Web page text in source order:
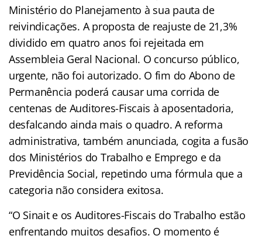
Ministério do Planejamento à sua pauta de
reivindicações. A proposta de reajuste de 21,3%
dividido em quatro anos foi rejeitada em
Assembleia Geral Nacional. O concurso público,
urgente, não foi autorizado. O fim do Abono de
Permanência poderá causar uma corrida de
centenas de Auditores-Fiscais à aposentadoria,
desfalcando ainda mais o quadro. A reforma
administrativa, também anunciada, cogita a fusão
dos Ministérios do Trabalho e Emprego e da
Previdência Social, repetindo uma fórmula que a
categoria não considera exitosa.
“O Sinait e os Auditores-Fiscais do Trabalho estão
enfrentando muitos desafios. O momento é